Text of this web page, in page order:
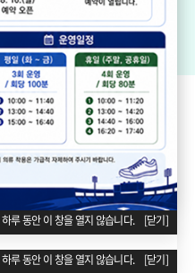
하루 동안 이 창을 열지 않습니다. [닫기]
하루 동안 이 창을 열지 않습니다. [닫기]
하루 동안 이 창을 열지 않습니다. [닫기]
리틀·소프트볼구장